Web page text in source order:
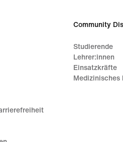
Community
Studierende
Lehrer:innen
Einsatzkräfte
Medizinisches